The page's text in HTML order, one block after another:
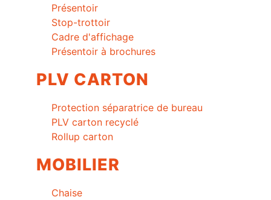
Présentoir
Stop-trottoir
Cadre d'affichage
Présentoir à brochures
PLV CARTON
Protection séparatrice de bureau
PLV carton recyclé
Rollup carton
MOBILIER
Chaise